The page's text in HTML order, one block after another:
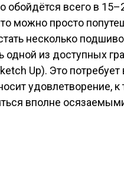
обойдётся всего в
можно просто
несколько
из доступных
Up). Это
удовлетворение,
вполне